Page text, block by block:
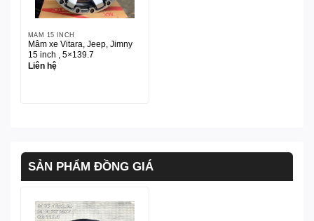
MÂM 15 INCH
Mâm xe Vitara, Jeep, Jimny
15 inch , 5×139.7
Liên hệ
SẢN PHẨM ĐỒNG GIÁ